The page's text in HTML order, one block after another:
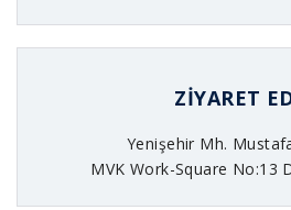
ZIYARET
Yenişehir Mh.
MVK Work-Square No:13